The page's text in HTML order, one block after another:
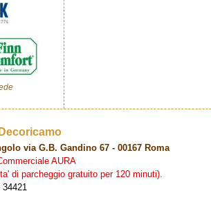
via G.B. Gandino 67 - 00167 Roma
AURA
di parcheggio gratuito per 120 minuti).